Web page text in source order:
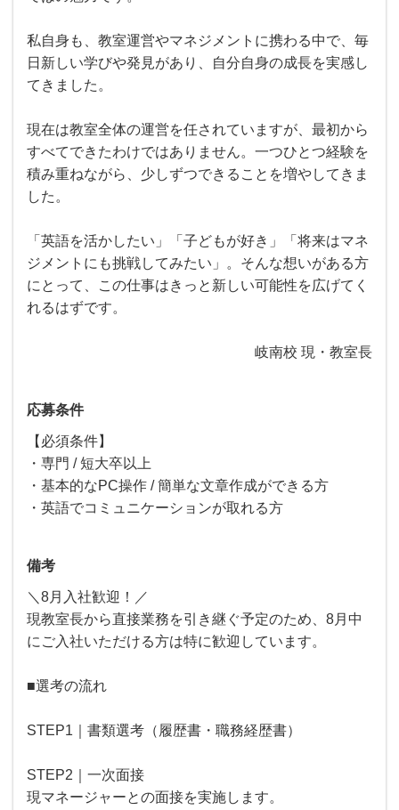
私自身も、教室運営やマネジメントに携わる中で、毎
日新しい学びや発見があり、自分自身の成長を実感し
てきました。
現在は教室全体の運営を任されていますが、最初から
すべてできたわけではありません。一つひとつ経験を
積み重ねながら、少しずつできることを増やしてきま
した。
「英語を活かしたい」「子どもが好き」「将来はマネ
ジメントにも挑戦してみたい」。そんな想いがある方
にとって、この仕事はきっと新しい可能性を広げてく
れるはずです。
岐南校 現・教室長
応募条件
【必須条件】
・専門 / 短大卒以上
・基本的なPC操作 / 簡単な文章作成ができる方
・英語でコミュニケーションが取れる方
備考
＼8月入社歓迎！／
現教室長から直接業務を引き継ぐ予定のため、8月中
にご入社いただける方は特に歓迎しています。
■選考の流れ
STEP1｜書類選考（履歴書・職務経歴書）
STEP2｜一次面接
現マネージャーとの面接を実施します。